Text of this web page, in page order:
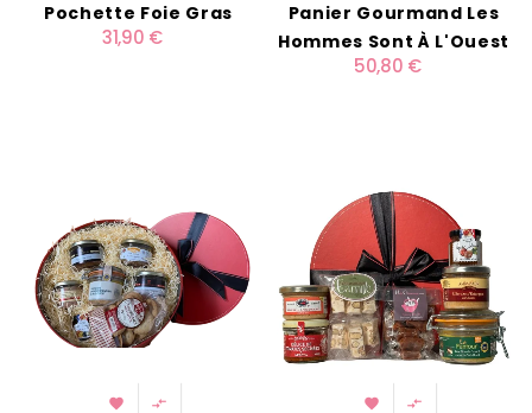
Pochette Foie Gras
31,90 €
Panier Gourmand Les
Hommes Sont À L'Ouest
50,80 €
   